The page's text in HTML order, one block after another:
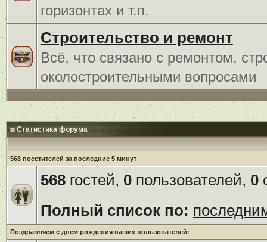
горизонтах и т.п.
Строительство и ремонт
Всё, что связано с ремонтом,
околостроительными вопросами
Статистика форума
568 посетителей за последние 5 минут
568гостей, 0пользователей, 0
Полный список по:
Поздравляем с днем рождения наших пользователей: